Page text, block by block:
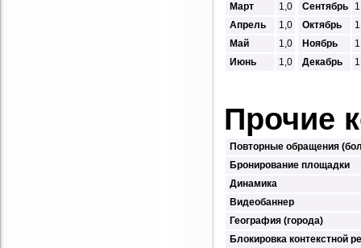
Март
1,0 Сентябрь
Апрель
1,0 Октябрь
Май
1,0 Ноябрь
Июнь
1,0 Декабрь
Прочие
Повторные обращения
Бронирование площадки
Динамика
Видеобаннер
География (города)
Блокировка контекстной